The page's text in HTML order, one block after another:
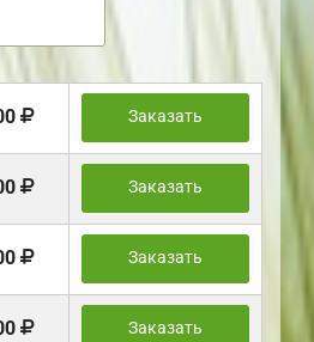
Заказать
Заказать
Заказать
Заказать